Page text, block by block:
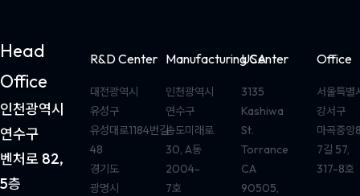
Head
Office
인천광역시
연수구
벤처로 82,
5층
R&D Center
대전광역시
유성구
유성대로1184번길
48
경기도
광명시
Manufacturing Center
인천광역시
연수구
송도미래로
30, A동
2004-
7호
USA
3135
Kashiwa
St.
Torrance
CA
90505,
Office
서울특별
강서구
마곡중앙
7길 57,
317-8호